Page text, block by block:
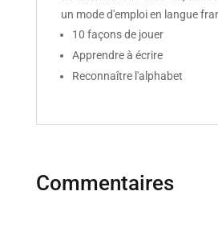
un mode d'emploi en langue
10 façons de jouer
Apprendre à écrire
Reconnaître l'alphabet
Commentaires